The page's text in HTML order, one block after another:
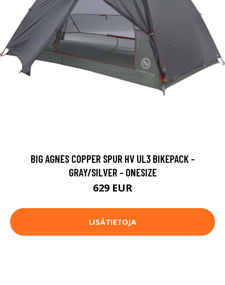
BIG AGNES COPPER SPUR HV UL3 BIKEPACK -
GRAY/SILVER - ONESIZE
629 EUR
LISÄTIETOJA